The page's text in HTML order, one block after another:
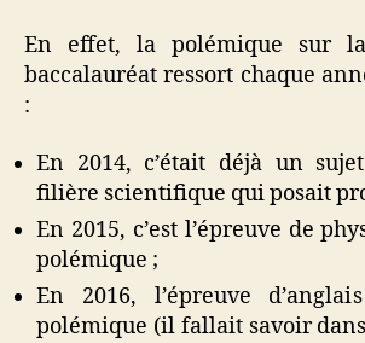
En effet, la polémique sur
baccalauréat ressort chaque
:
En 2014, c’était déjà un
filière scientifique qui posait
En 2015, c’est l’épreuve de
polémique ;
En 2016, l’épreuve
polémique (il fallait savoir